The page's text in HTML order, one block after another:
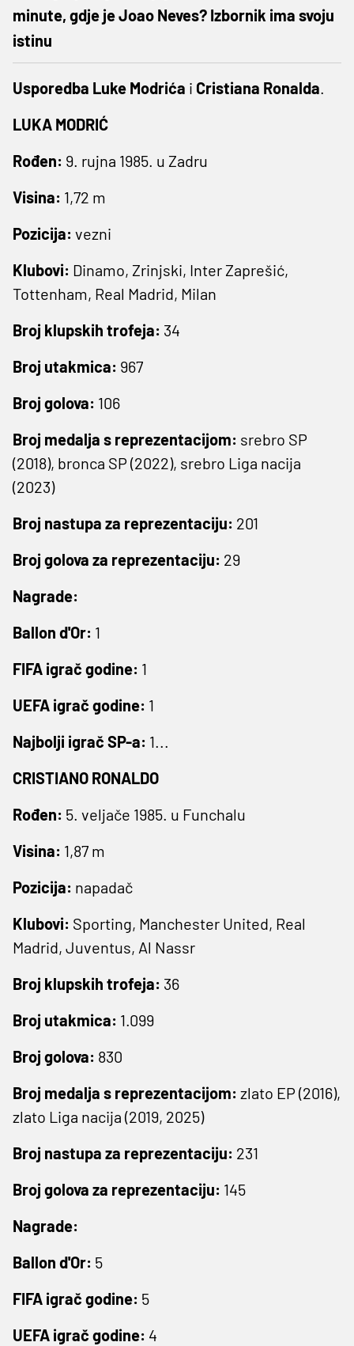
minute, gdje je Joao Neves? Izbornik ima svoju
istinu
Usporedba Luke Modrića i Cristiana Ronalda
LUKA MODRIĆ
Rođen: 9. rujna 1985. u Zadru
Visina: 1,72 m
Pozicija: vezni
Klubovi: Dinamo, Zrinjski, Inter Zaprešić,
Tottenham, Real Madrid, Milan
Broj klupskih trofeja: 34
Broj utakmica: 967
Broj golova: 106
Broj medalja s reprezentacijom: srebro SP
(2018), bronca SP (2022), srebro Liga nacija
(2023)
Broj nastupa za reprezentaciju: 201
Broj golova za reprezentaciju: 29
Nagrade:
Ballon d'Or: 1
FIFA igrač godine: 1
UEFA igrač godine: 1
Najbolji igrač SP-a: 1...
CRISTIANO RONALDO
Rođen: 5. veljače 1985. u Funchalu
Visina: 1,87 m
Pozicija: napadač
Klubovi: Sporting, Manchester United, Real
Madrid, Juventus, Al Nassr
Broj klupskih trofeja: 36
Broj utakmica: 1.099
Broj golova: 830
Broj medalja s reprezentacijom: zlato EP (2016),
zlato Liga nacija (2019, 2025)
Broj nastupa za reprezentaciju: 231
Broj golova za reprezentaciju: 145
Nagrade:
Ballon d'Or: 5
FIFA igrač godine: 5
UEFA igrač godine: 4